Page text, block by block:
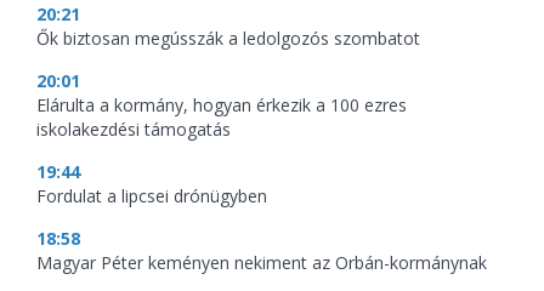
20:21
Ők biztosan megússzák a ledolgozós szombatot
20:01
Elárulta a kormány, hogyan érkezik a 100 ezres
iskolakezdési támogatás
19:44
Fordulat a lipcsei drónügyben
18:58
Magyar Péter keményen nekiment az Orbán-kormánynak